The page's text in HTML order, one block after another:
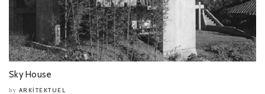
Sky House
by ARKITEKTUEL